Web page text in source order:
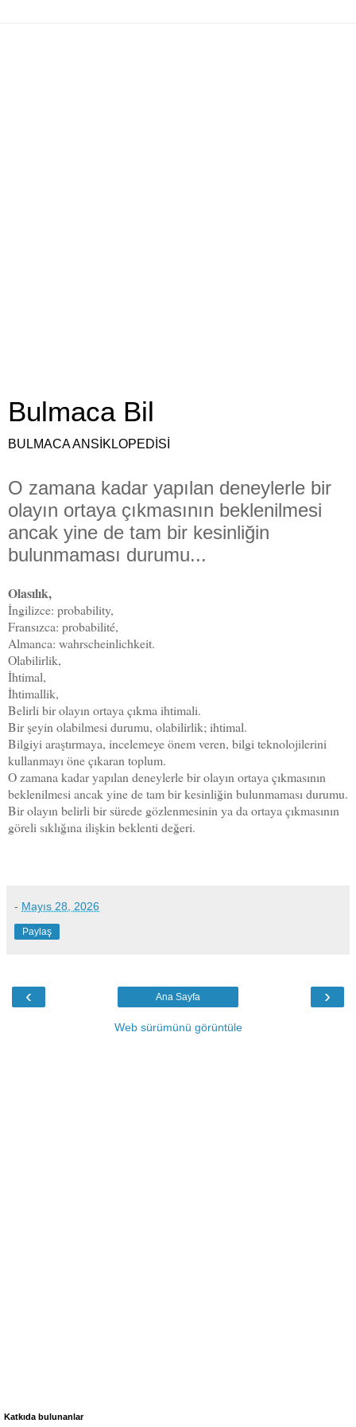
Bulmaca Bil
BULMACA ANSİKLOPEDİSİ
O zamana kadar yapılan deneylerle bir
olayın ortaya çıkmasının beklenilmesi
ancak yine de tam bir kesinliğin
bulunmaması durumu...
Olasılık,
İngilizce: probability,
Fransızca: probabilité,
Almanca: wahrscheinlichkeit.
Olabilirlik,
İhtimal,
İhtimallik,
Belirli bir olayın ortaya çıkma ihtimali.
Bir şeyin olabilmesi durumu, olabilirlik; ihtimal.
Bilgiyi araştırmaya, incelemeye önem veren, bilgi teknolojilerini
kullanmayı öne çıkaran toplum.
O zamana kadar yapılan deneylerle bir olayın ortaya çıkmasının
beklenilmesi ancak yine de tam bir kesinliğin bulunmaması durumu.
Bir olayın belirli bir sürede gözlenmesinin ya da ortaya çıkmasının
göreli sıklığına ilişkin beklenti değeri.
- Mayıs 28, 2026
Paylaş
‹ ›
Ana Sayfa
Web sürümünü görüntüle
Katkıda bulunanlar